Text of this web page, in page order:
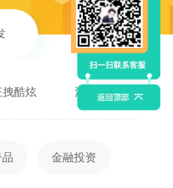
拽酷炫 清新治愈
金融投资